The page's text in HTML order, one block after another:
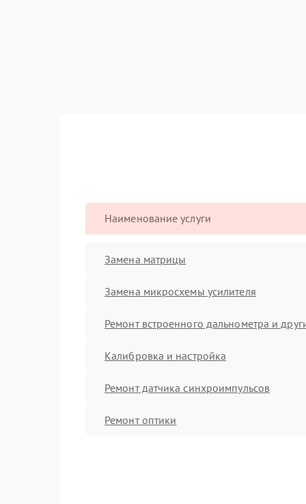
Наименование услуги
Замена матрицы
Замена микросхемы усилителя
Ремонт встроенного дальнометра и
Калибровка и настройка
Ремонт датчика синхроимпульсов
Ремонт оптики